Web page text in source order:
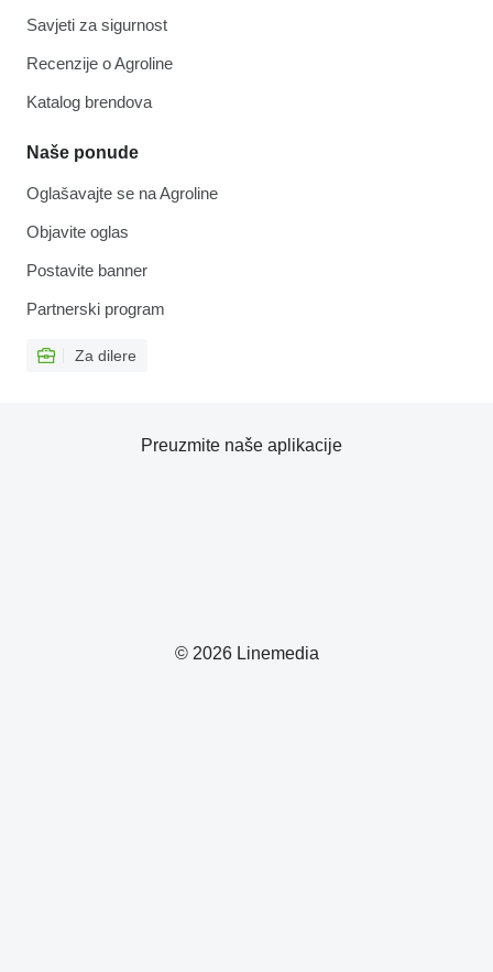
Savjeti za sigurnost
Recenzije o Agroline
Katalog brendova
Naše ponude
Oglašavajte se na Agroline
Objavite oglas
Postavite banner
Partnerski program
Za dilere
© 2026 Linemedia
Preuzmite naše aplikacije